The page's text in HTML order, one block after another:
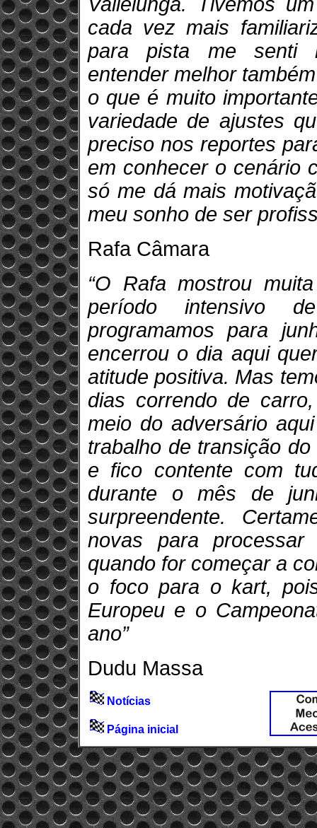
cada vez mais
para pista me senti
entender melhor
o que é muito
variedade de ajustes
preciso nos reportes
em conhecer o cenário
só me dá mais
meu sonho de ser
Rafa Câmara
“O Rafa mostrou
período intensivo
programamos para
encerrou o dia aqui
atitude positiva. Mas
dias correndo de
meio do adversário
trabalho de transição
e fico contente com
durante o mês de
surpreendente.
novas para
quando for começar a
o foco para o kart,
Europeu e o
ano”
Dudu Massa
Notícias
Página inicial